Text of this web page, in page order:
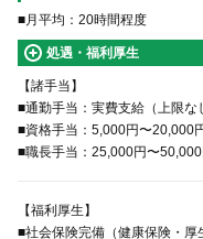
■月平均：20時間程度
処遇・福利厚生
【諸手当】
■通勤手当：実費支給（上限な
■資格手当：5,000円〜20,000
■職長手当：25,000円〜50,000
【福利厚生】
■社会保険完備（健康保険・厚